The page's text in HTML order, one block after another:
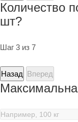
Количество
шт?
Шаг 3 из 7
Назад Вперед